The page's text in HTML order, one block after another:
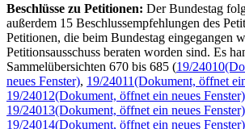
Beschlüsse zu Petitionen: Der Bundestag
außerdem 15 Beschlussempfehlungen des
Petitionen, die beim Bundestag eingegangen
Petitionsausschuss beraten worden sind. Es
Sammelübersichten 670 bis 685 (19/24010
neues Fenster), 19/24011(Dokument, öffnet
19/24012(Dokument, öffnet ein neues Fenster)
19/24013(Dokument, öffnet ein neues Fenster)
19/24014(Dokument, öffnet ein neues Fenster)